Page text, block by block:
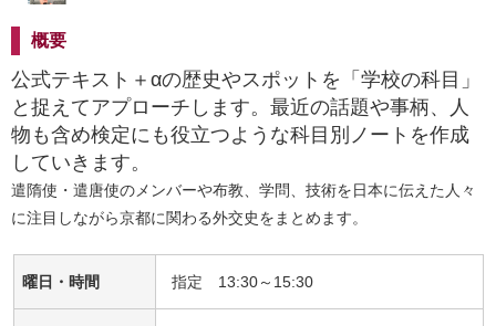
概要
公式テキスト＋αの歴史やスポットを「学校の科目」
と捉えてアプローチします。最近の話題や事柄、人
物も含め検定にも役立つような科目別ノートを作成
していきます。
遣隋使・遣唐使のメンバーや布教、学問、技術を日本に伝えた人々
に注目しながら京都に関わる外交史をまとめます。
曜日・時間 指定 13:30～15:30